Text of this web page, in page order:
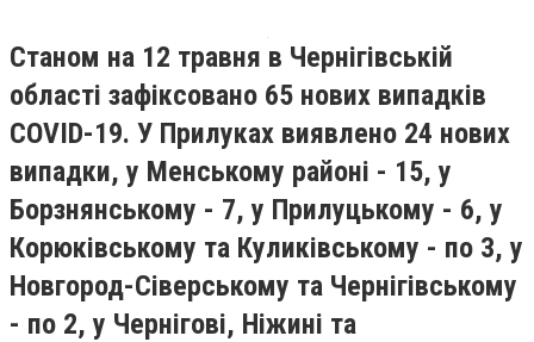
Станом на 12 травня в Чернігівській
області зафіксовано 65 нових випадків
COVID-19. У Прилуках виявлено 24 нових
випадки, у Менському районі - 15, у
Борзнянському - 7, у Прилуцькому - 6, у
Корюківському та Куликівському - по 3, у
Новгород-Сіверському та Чернігівському
- по 2, у Чернігові, Ніжині та